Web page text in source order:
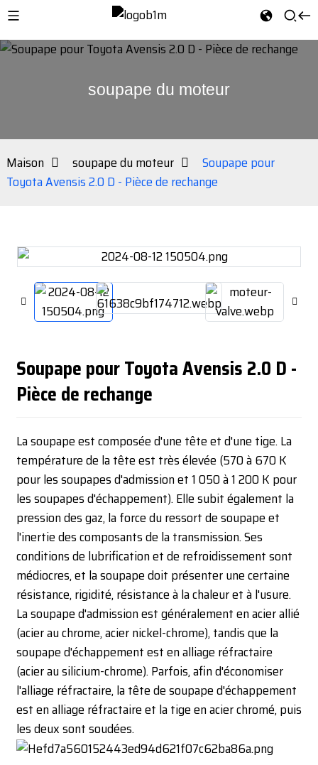
soupape du moteur
Maison soupape du moteur
Soupape pour
Toyota Avensis 2.0 D - Pièce de rechange
Soupape pour Toyota Avensis 2.0 D -
Pièce de rechange
La soupape est composée d'une tête et d'une tige. La
température de la tête est très élevée (570 à 670 K
pour les soupapes d'admission et 1 050 à 1 200 K pour
les soupapes d'échappement). Elle subit également la
pression des gaz, la force du ressort de soupape et
l'inertie des composants de la transmission. Ses
conditions de lubrification et de refroidissement sont
médiocres, et la soupape doit présenter une certaine
résistance, rigidité, résistance à la chaleur et à l'usure.
La soupape d'admission est généralement en acier allié
(acier au chrome, acier nickel-chrome), tandis que la
soupape d'échappement est en alliage réfractaire
(acier au silicium-chrome). Parfois, afin d'économiser
l'alliage réfractaire, la tête de soupape d'échappement
est en alliage réfractaire et la tige en acier chromé, puis
les deux sont soudées.